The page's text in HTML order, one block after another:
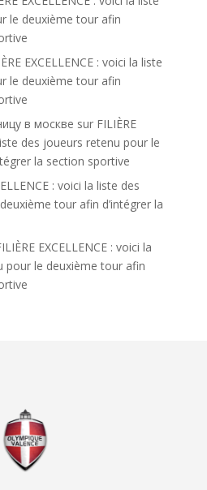
le deuxième tour afin
EXCELLENCE : voici la liste
le deuxième tour afin
в москве sur FILIÈRE
des joueurs retenu pour le
la section sportive
: voici la liste des
tour afin d’intégrer la
EXCELLENCE : voici la
pour le deuxième tour afin